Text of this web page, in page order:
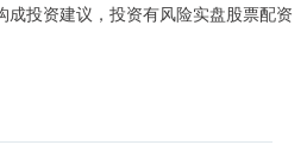
投资建议，投资有风险实盘股票配资